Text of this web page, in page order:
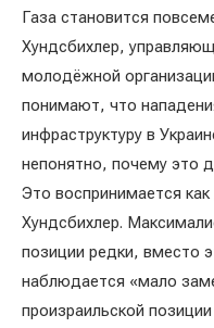
Газа становится
Хундсбихлер,
молодёжной
понимают, что
инфраструктуру в
непонятно, почему это
Это воспринимается
Хундсбихлер.
позиции редки, вместо
наблюдается «мало
произраильской